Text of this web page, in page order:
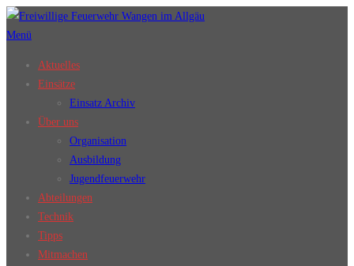
Zum
Inhalt
Menü
Aktuelles
Einsätze
Einsatz Archiv
Über uns
Organisation
Ausbildung
Jugendfeuerwehr
Abteilungen
Technik
Tipps
Mitmachen